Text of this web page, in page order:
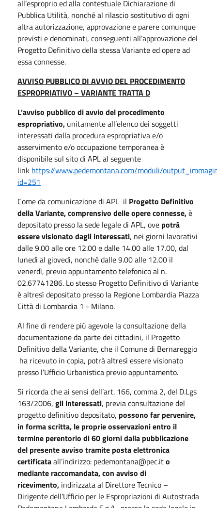
all’esproprio ed alla contestuale Dichiarazione di
Pubblica Utilità, nonché al rilascio sostitutivo di ogni
altra autorizzazione, approvazione e parere comunque
previsti e denominati, conseguenti all’approvazione del
Progetto Definitivo della stessa Variante ed opere ad
essa connesse.
AVVISO PUBBLICO DI AVVIO DEL PROCEDIMENTO
ESPROPRIATIVO – VARIANTE TRATTA D
L’avviso pubblico di avvio del procedimento
espropriativo, unitamente all’elenco dei soggetti
interessati dalla procedura espropriativa e/o
asservimento e/o occupazione temporanea è
disponibile sul sito di APL al seguente
link https://www.pedemontana.com/moduli/
id=251
Come da comunicazione di APL il Progetto Definitivo
della Variante, comprensivo delle opere connesse,è
depositato presso la sede legale di APL, ove potrà
essere visionato dagli interessati, nei giorni lavorativi
dalle 9.00 alle ore 12.00 e dalle 14.00 alle 17.00, dal
lunedì al giovedì, nonché dalle 9.00 alle 12.00 il
venerdì, previo appuntamento telefonico al n.
02.67741286. Lo stesso Progetto Definitivo di Variante
è altresì depositato presso la Regione Lombardia Piazza
Città di Lombardia 1 - Milano.
Al fine di rendere più agevole la consultazione della
documentazione da parte dei cittadini, il Progetto
Definitivo della Variante, che il Comune di Bernareggio
ha ricevuto in copia, potrà altresì essere visionato
presso l’Ufficio Urbanistica previo appuntamento.
Si ricorda che ai sensi dell’art. 166, comma 2, del D.Lgs
163/2006, gli interessati, previa consultazione del
progetto definitivo depositato, possono far pervenire,
in forma scritta, le proprie osservazioni entro il
termine perentorio di 60 giorni dalla pubblicazione
del presente avviso tramite posta elettronica
certificataall’indirizzo: pedemontana@pec.ito
mediante raccomandata, con avviso di
ricevimento, indirizzata al Direttore Tecnico –
Dirigente dell’Ufficio per le Espropriazioni di Autostrada